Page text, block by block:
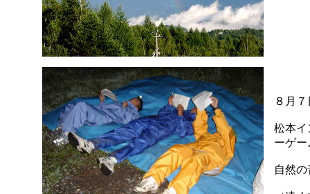
８月
松本イ
ーゲー
自然